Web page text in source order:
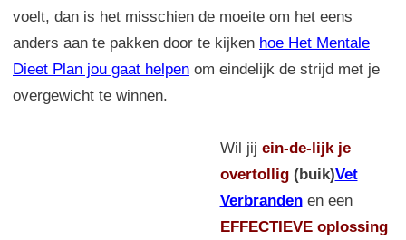
voelt, dan is het misschien de moeite om het eens
anders aan te pakken door te kijken hoe Het Mentale
Dieet Plan jou gaat helpen om eindelijk de strijd met je
overgewicht te winnen.
Wil jij ein-de-lijk je
overtollig(buik)Vet
Verbranden en een
EFFECTIEVE oplossing